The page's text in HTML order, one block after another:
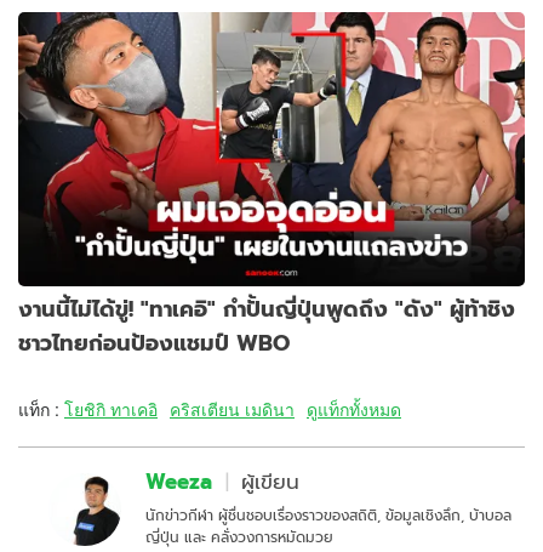
งานนี้ไม่ได้ขู่! "ทาเคอิ" กำปั้นญี่ปุ่นพูดถึง "ดัง" ผู้ท้าชิง
ชาวไทยก่อนป้องแชมป์ WBO
แท็ก : โยชิกิ ทาเคอิ คริสเตียน เมดินา ดูแท็กทั้งหมด
Weeza ผู้เขียน
นักข่าวกีฬา ผู้ชื่นชอบเรื่องราวของสถิติ, ข้อมูลเชิงลึก, บ้าบอล
ญี่ปุ่น และ คลั่งวงการหมัดมวย